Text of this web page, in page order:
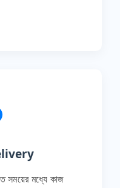
সময়ের মধ্যে কাজ